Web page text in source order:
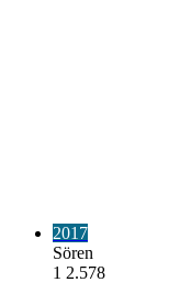
2017
Sören
1 2.578